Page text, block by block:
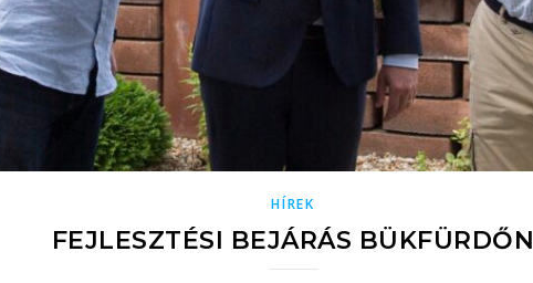
HÍREK
FEJLESZTÉSI BEJÁRÁS BÜKFÜRDŐN